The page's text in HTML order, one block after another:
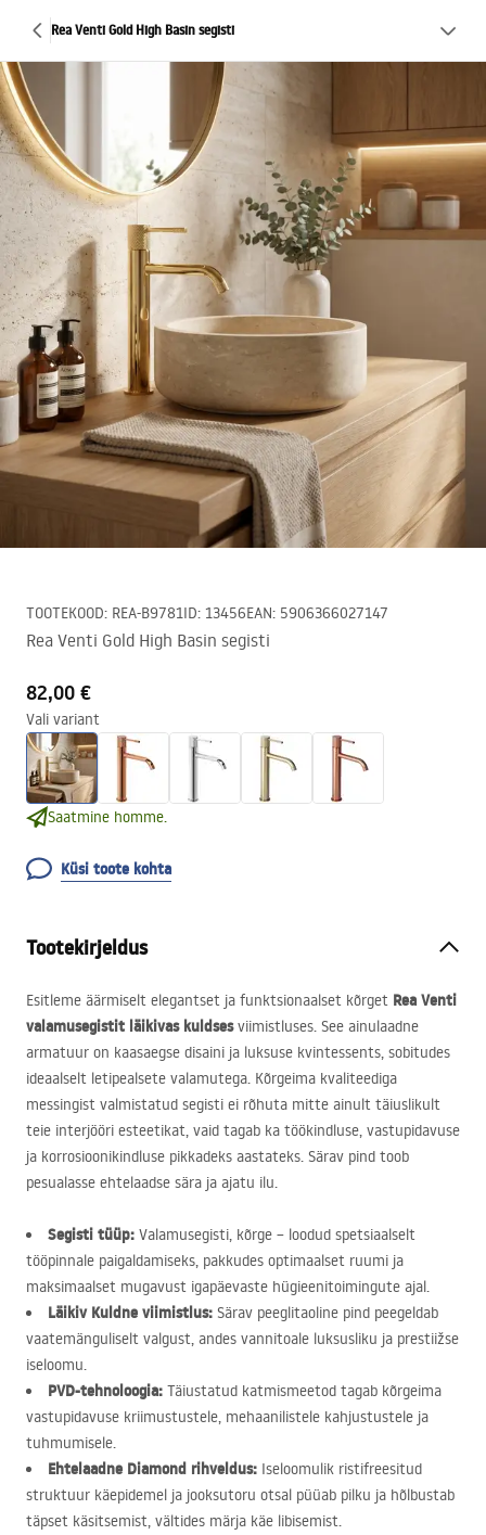
Rea Venti Gold High Basin segisti
TOOTEKOOD: REA-B9781ID: 13456EAN: 5906366027147
Rea Venti Gold High Basin segisti
82,00 €
Vali variant
Saatmine homme.
Küsi toote kohta
Tootekirjeldus
Esitleme äärmiselt elegantset ja funktsionaalset kõrget Rea Venti
valamusegistit läikivas kuldsesviimistluses. See ainulaadne
armatuur on kaasaegse disaini ja luksuse kvintessents, sobitudes
ideaalselt letipealsete valamutega. Kõrgeima kvaliteediga
messingist valmistatud segisti ei rõhuta mitte ainult täiuslikult
teie interjööri esteetikat, vaid tagab ka töökindluse, vastupidavuse
ja korrosioonikindluse pikkadeks aastateks. Särav pind toob
pesualasse ehtelaadse sära ja ajatu ilu.
Segisti tüüp: Valamusegisti, kõrge – loodud spetsiaalselt
tööpinnale paigaldamiseks, pakkudes optimaalset ruumi ja
maksimaalset mugavust igapäevaste hügieenitoimingute ajal.
Läikiv Kuldne viimistlus: Särav peeglitaoline pind peegeldab
vaatemänguliselt valgust, andes vannitoale luksusliku ja prestiižse
iseloomu.
PVD-tehnoloogia: Täiustatud katmismeetod tagab kõrgeima
vastupidavuse kriimustustele, mehaanilistele kahjustustele ja
tuhmumisele.
Ehtelaadne Diamond rihveldus: Iseloomulik ristifreesitud
struktuur käepidemel ja jooksutoru otsal püüab pilku ja hõlbustab
täpset käsitsemist, vältides märja käe libisemist.